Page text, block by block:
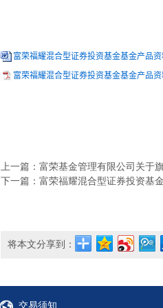
富荣福耀混合型证券投资基金基金产品
富荣福耀混合型证券投资基金基金产品
上一篇：富荣基金管理有限公司关于
下一篇：富荣福耀混合型证券投资基
将本文分享到：